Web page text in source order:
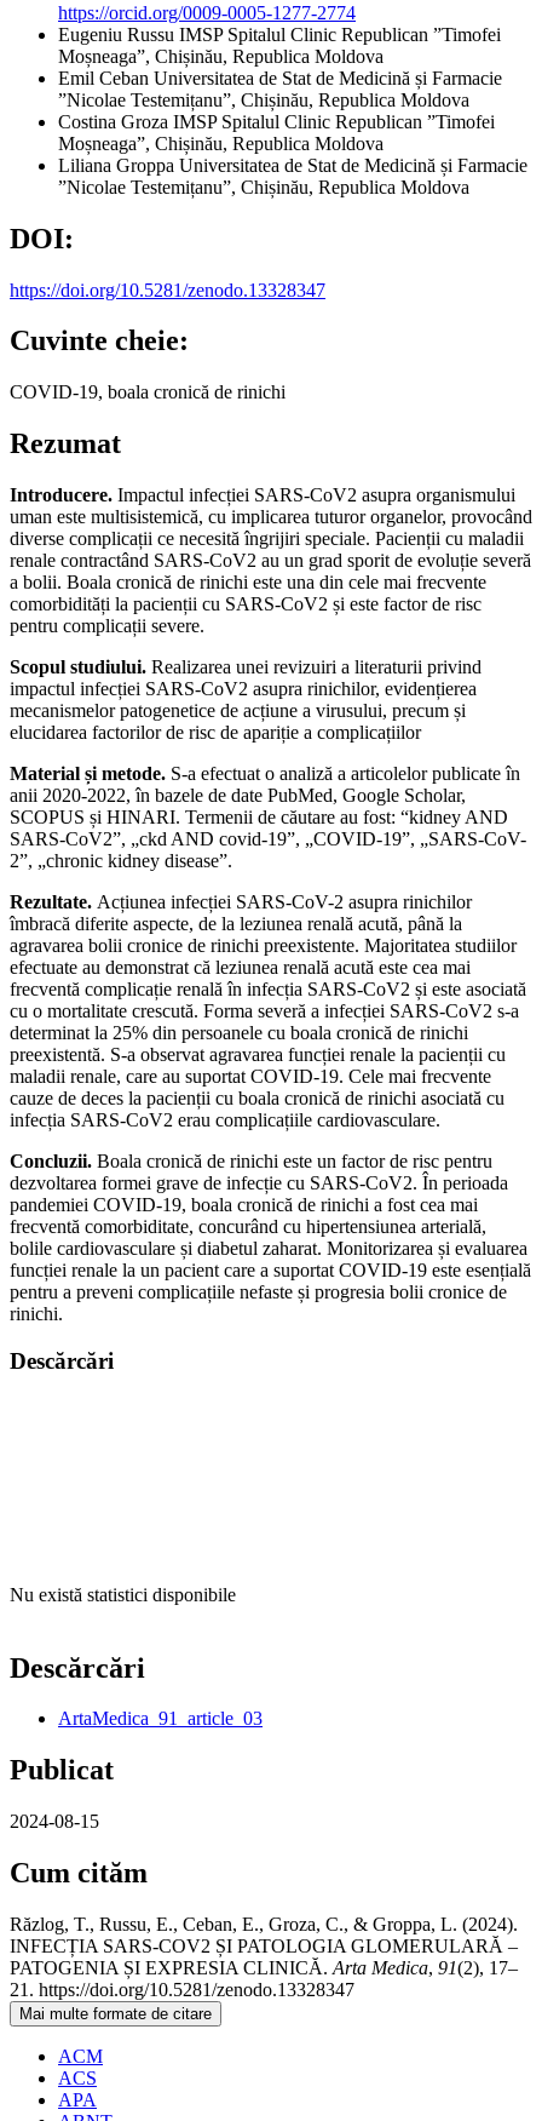
https://orcid.org/0009-0005-1277-2774
Eugeniu Russu IMSP Spitalul Clinic Republican ”Timofei
Moșneaga”, Chișinău, Republica Moldova
Emil Ceban Universitatea de Stat de Medicină și Farmacie
”Nicolae Testemițanu”, Chișinău, Republica Moldova
Costina Groza IMSP Spitalul Clinic Republican ”Timofei
Moșneaga”, Chișinău, Republica Moldova
Liliana Groppa Universitatea de Stat de Medicină și Farmacie
”Nicolae Testemițanu”, Chișinău, Republica Moldova
DOI:
https://doi.org/10.5281/zenodo.13328347
Cuvinte cheie:
COVID-19, boala cronică de rinichi
Rezumat
Introducere. Impactul infecției SARS-CoV2 asupra organismului
uman este multisistemică, cu implicarea tuturor organelor, provocând
diverse complicații ce necesită îngrijiri speciale. Pacienții cu maladii
renale contractând SARS-CoV2 au un grad sporit de evoluție severă
a bolii. Boala cronică de rinichi este una din cele mai frecvente
comorbidități la pacienții cu SARS-CoV2 și este factor de risc
pentru complicații severe.
Scopul studiului. Realizarea unei revizuiri a literaturii privind
impactul infecției SARS-CoV2 asupra rinichilor, evidențierea
mecanismelor patogenetice de acțiune a virusului, precum și
elucidarea factorilor de risc de apariție a complicațiilor
Material și metode. S-a efectuat o analiză a articolelor publicate în
anii 2020-2022, în bazele de date PubMed, Google Scholar,
SCOPUS și HINARI. Termenii de căutare au fost: “kidney AND
SARS-CoV2”, „ckd AND covid-19”, „COVID-19”, „SARS-CoV-
2”, „chronic kidney disease”.
Rezultate. Acțiunea infecției SARS-CoV-2 asupra rinichilor
îmbracă diferite aspecte, de la leziunea renală acută, până la
agravarea bolii cronice de rinichi preexistente. Majoritatea studiilor
efectuate au demonstrat că leziunea renală acută este cea mai
frecventă complicație renală în infecția SARS-CoV2 și este asociată
cu o mortalitate crescută. Forma severă a infecției SARS-CoV2 s-a
determinat la 25% din persoanele cu boala cronică de rinichi
preexistentă. S-a observat agravarea funcției renale la pacienții cu
maladii renale, care au suportat COVID-19. Cele mai frecvente
cauze de deces la pacienții cu boala cronică de rinichi asociată cu
infecția SARS-CoV2 erau complicațiile cardiovasculare.
Concluzii. Boala cronică de rinichi este un factor de risc pentru
dezvoltarea formei grave de infecție cu SARS-CoV2. În perioada
pandemiei COVID-19, boala cronică de rinichi a fost cea mai
frecventă comorbiditate, concurând cu hipertensiunea arterială,
bolile cardiovasculare și diabetul zaharat. Monitorizarea și evaluarea
funcției renale la un pacient care a suportat COVID-19 este esențială
pentru a preveni complicațiile nefaste și progresia bolii cronice de
rinichi.
Descărcări
Nu există statistici disponibile
Descărcări
ArtaMedica_91_article_03
Publicat
2024-08-15
Cum cităm
Răzlog, T., Russu, E., Ceban, E., Groza, C., & Groppa, L. (2024).
INFECȚIA SARS-COV2 ȘI PATOLOGIA GLOMERULARĂ –
PATOGENIA ȘI EXPRESIA CLINICĂ. Arta Medica, 91(2), 17–
21. https://doi.org/10.5281/zenodo.13328347
Mai multe formate de citare
ACM
ACS
APA